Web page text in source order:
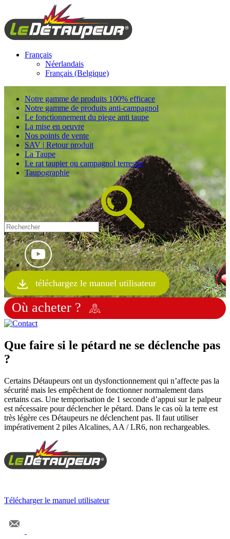
Français
Néerlandais
Français (Belgique)
Notre gamme de produits 100% efficace
Notre gamme de produits anti-campagnol
Le fonctionnement du piege anti taupe
La mise en oeuvre
Nos points de vente
SAV | Retour produit
La Taupe
Le rat taupier ou campagnol terrestre
Taupographie
téléchargez le manuel utilisateur
Où acheter ?
Que faire si le pétard ne se déclenche pas
?
Certains Détaupeurs ont un dysfonctionnement qui n’affecte pas la
sécurité mais les empêchent de fonctionner normalement dans
certains cas. Une temporisation de 1 seconde d’appui sur le palpeur
est nécessaire pour déclencher le pétard. Dans le cas où la terre est
très légère ces Détaupeurs ne déclenchent pas. Il faut utiliser
impérativement 2 piles Alcalines, AA / LR6, non rechargeables.
Télécharger le manuel utilisateur